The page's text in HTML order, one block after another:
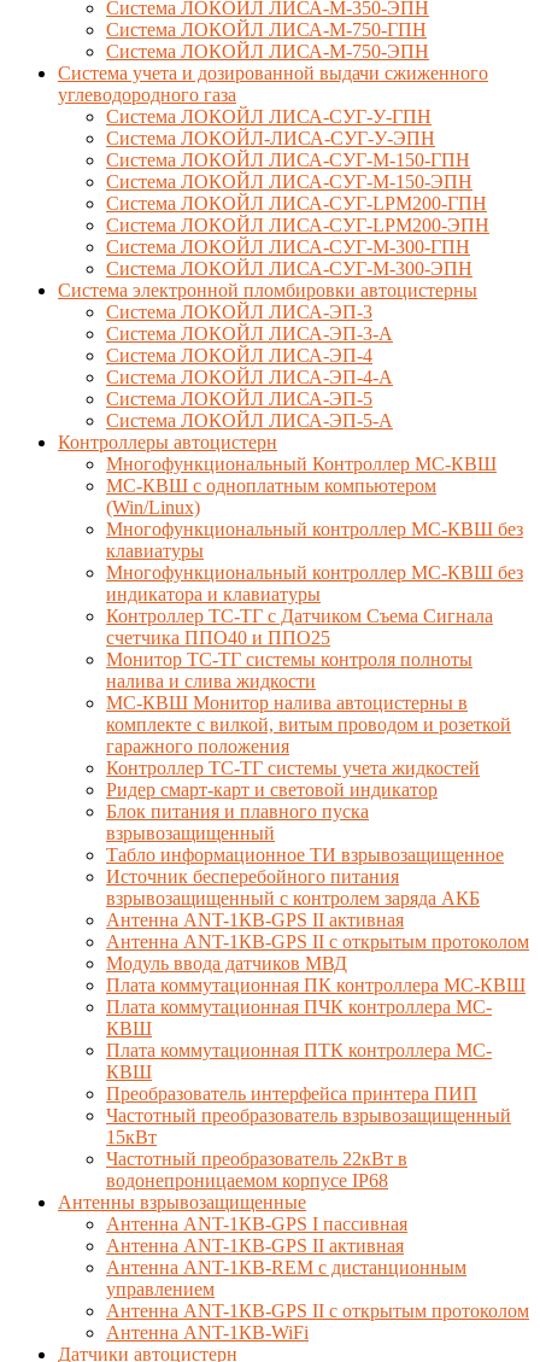
Система ЛОКОЙЛ ЛИСА-М-350-ЭПН
Система ЛОКОЙЛ ЛИСА-М-750-ГПН
Система ЛОКОЙЛ ЛИСА-М-750-ЭПН
Система учета и дозированной выдачи сжиженного
углеводородного газа
Система ЛОКОЙЛ ЛИСА-СУГ-У-ГПН
Система ЛОКОЙЛ-ЛИСА-СУГ-У-ЭПН
Система ЛОКОЙЛ ЛИСА-СУГ-М-150-ГПН
Система ЛОКОЙЛ ЛИСА-СУГ-М-150-ЭПН
Система ЛОКОЙЛ ЛИСА-СУГ-LPM200-ГПН
Система ЛОКОЙЛ ЛИСА-СУГ-LPM200-ЭПН
Система ЛОКОЙЛ ЛИСА-СУГ-М-300-ГПН
Система ЛОКОЙЛ ЛИСА-СУГ-М-300-ЭПН
Система электронной пломбировки автоцистерны
Система ЛОКОЙЛ ЛИСА-ЭП-3
Система ЛОКОЙЛ ЛИСА-ЭП-3-А
Система ЛОКОЙЛ ЛИСА-ЭП-4
Система ЛОКОЙЛ ЛИСА-ЭП-4-А
Система ЛОКОЙЛ ЛИСА-ЭП-5
Система ЛОКОЙЛ ЛИСА-ЭП-5-А
Контроллеры автоцистерн
Многофункциональный Контроллер МС-КВШ
МС-КВШ с одноплатным компьютером
(Win/Linux)
Многофункциональный контроллер МС-КВШ без
клавиатуры
Многофункциональный контроллер МС-КВШ без
индикатора и клавиатуры
Контроллер ТС-ТГ с Датчиком Съема Сигнала
счетчика ППО40 и ППО25
Монитор ТС-ТГ системы контроля полноты
налива и слива жидкости
МС-КВШ Монитор налива автоцистерны в
комплекте с вилкой, витым проводом и розеткой
гаражного положения
Контроллер ТС-ТГ системы учета жидкостей
Ридер смарт-карт и световой индикатор
Блок питания и плавного пуска
взрывозащищенный
Табло информационное ТИ взрывозащищенное
Источник бесперебойного питания
взрывозащищенный с контролем заряда АКБ
Антенна ANT-1КВ-GPS II активная
Антенна ANT-1КВ-GPS II с открытым протоколом
Модуль ввода датчиков МВД
Плата коммутационная ПК контроллера МС-КВШ
Плата коммутационная ПЧК контроллера МС-
КВШ
Плата коммутационная ПТК контроллера МС-
КВШ
Преобразователь интерфейса принтера ПИП
Частотный преобразователь взрывозащищенный
15кВт
Частотный преобразователь 22кВт в
водонепроницаемом корпусе IP68
Антенны взрывозащищенные
Антенна ANT-1КВ-GPS I пассивная
Антенна ANT-1КВ-GPS II активная
Антенна ANT-1КВ-REM c дистанционным
управлением
Антенна ANT-1КВ-GPS II с открытым протоколом
Антенна ANT-1КВ-WiFi
Датчики автоцистерн